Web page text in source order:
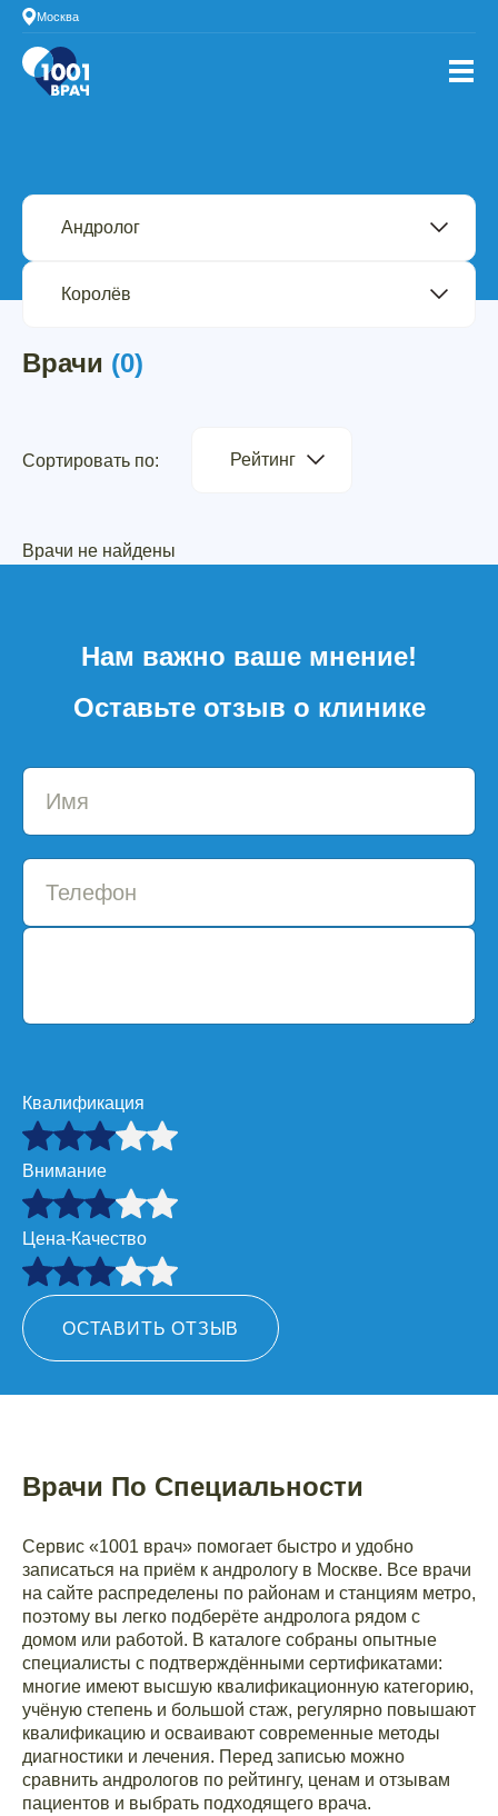
Москва
Врачи (0)
Сортировать по: Рейтинг
Врачи не найдены
Нам важно ваше мнение!
Оставьте отзыв о клинике
Квалификация
Внимание
Цена-Качество
ОСТАВИТЬ ОТЗЫВ
Врачи По Специальности
Сервис «1001 врач» помогает быстро и удобно
записаться на приём к андрологу в Москве. Все врачи
на сайте распределены по районам и станциям метро,
поэтому вы легко подберёте андролога рядом с
домом или работой. В каталоге собраны опытные
специалисты с подтверждёнными сертификатами:
многие имеют высшую квалификационную категорию,
учёную степень и большой стаж, регулярно повышают
квалификацию и осваивают современные методы
диагностики и лечения. Перед записью можно
сравнить андрологов по рейтингу, ценам и отзывам
пациентов и выбрать подходящего врача.